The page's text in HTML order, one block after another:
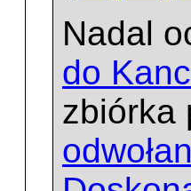
Nadal
do
zbiórka